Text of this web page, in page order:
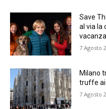
Save
al via la
7 Agosto
Milano
truffe
7 Agosto